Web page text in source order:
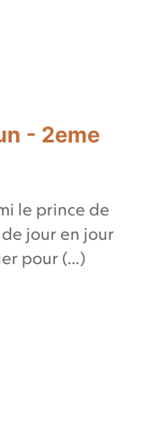
- 2eme
le prince de
jour en jour
pour (…)